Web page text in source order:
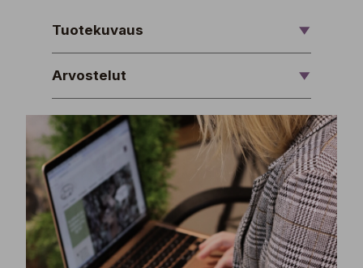
Tuotekuvaus
Arvostelut